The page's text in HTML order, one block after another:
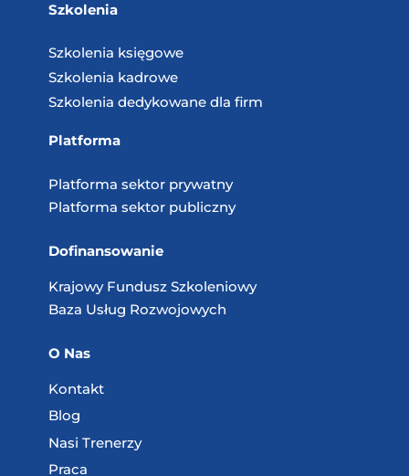
Szkolenia
Szkolenia księgowe
Szkolenia kadrowe
Szkolenia dedykowane dla firm
Platforma
Platforma sektor prywatny
Platforma sektor publiczny
Dofinansowanie
Krajowy Fundusz Szkoleniowy
Baza Usług Rozwojowych
O Nas
Kontakt
Blog
Nasi Trenerzy
Praca